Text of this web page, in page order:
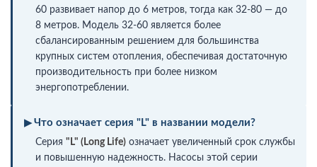
60 развивает напор до 6 метров, тогда как 32-80 — до
8 метров. Модель 32-60 является более
сбалансированным решением для большинства
крупных систем отопления, обеспечивая достаточную
производительность при более низком
энергопотреблении.
Что означает серия "L" в названии модели?
Серия "L" (Long Life) означает увеличенный срок службы
и повышенную надежность. Насосы этой серии